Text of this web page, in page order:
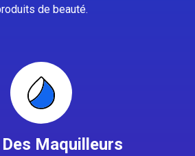
de beauté.
Maquilleurs